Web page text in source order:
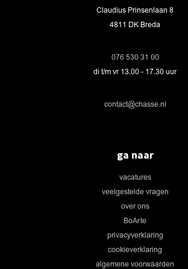
Claudius Prinsenlaan 8
4811 DK Breda
076 530 31 00
di t/m vr 13.00 - 17.30 uur
contact@chasse.nl
ga naar
vacatures
veelgestelde vragen
over ons
BoArte
privacyverklaring
cookieverklaring
algemene voorwaarden